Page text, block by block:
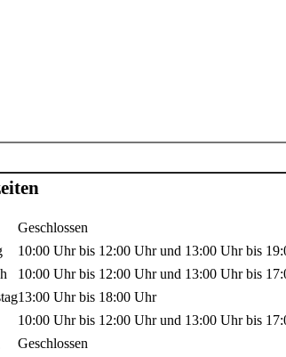
Geschlossen
10:00 Uhrbis 12:00 Uhrund 13:00 Uhrbis
10:00 Uhrbis 12:00 Uhrund 13:00 Uhrbis
13:00 Uhrbis 18:00 Uhr
10:00 Uhrbis 12:00 Uhrund 13:00 Uhrbis
Geschlossen